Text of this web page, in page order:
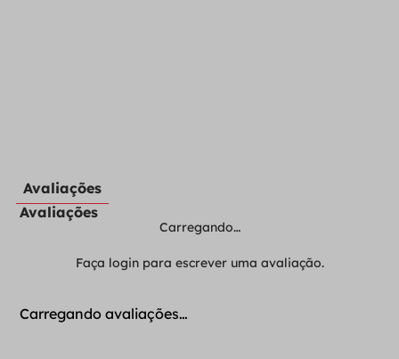
Avaliações
Avaliações
Carregando…
Faça login para escrever uma avaliação.
Carregando avaliações…